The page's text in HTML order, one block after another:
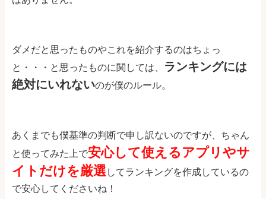
ダメだと思ったものやこれを紹介するのはちょっ
と・・・と思ったものに関しては、
ランキングには
絶対にいれないのが僕のルール。
あくまでも僕基準の判断で申し訳ないのですが、ちゃん
と使ってみた上で安心して使えるアプリやサ
イトだけを厳選してランキングを作成しているの
で安心してくださいね！